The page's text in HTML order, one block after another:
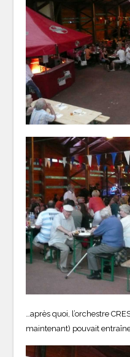
…après quoi, l’orchestre
maintenant) pouvait